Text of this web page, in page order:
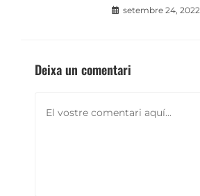
setembre 24, 2022
Deixa un comentari